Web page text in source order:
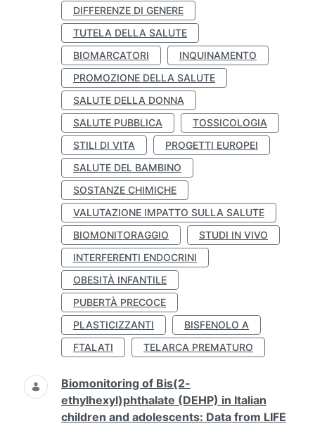
DIFFERENZE DI GENERE
TUTELA DELLA SALUTE
BIOMARCATORI
INQUINAMENTO
PROMOZIONE DELLA SALUTE
SALUTE DELLA DONNA
SALUTE PUBBLICA
TOSSICOLOGIA
STILI DI VITA
PROGETTI EUROPEI
SALUTE DEL BAMBINO
SOSTANZE CHIMICHE
VALUTAZIONE IMPATTO SULLA SALUTE
BIOMONITORAGGIO
STUDI IN VIVO
INTERFERENTI ENDOCRINI
OBESITÀ INFANTILE
PUBERTÀ PRECOCE
PLASTICIZZANTI
BISFENOLO A
FTALATI
TELARCA PREMATURO
Biomonitoring of Bis(2-
ethylhexyl)phthalate (DEHP) in Italian
children and adolescents: Data from LIFE